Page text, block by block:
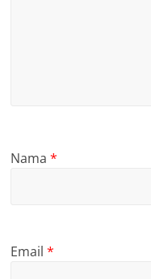
Nama*
Email*